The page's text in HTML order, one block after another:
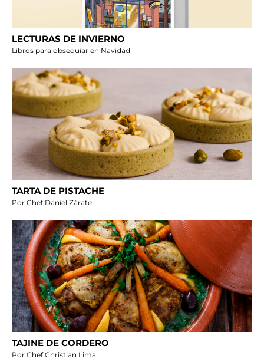
LECTURAS DE INVIERNO
Libros para obsequiar en Navidad
TARTA DE PISTACHE
Por Chef Daniel Zárate
TAJINE DE CORDERO
Por Chef Christian Lima